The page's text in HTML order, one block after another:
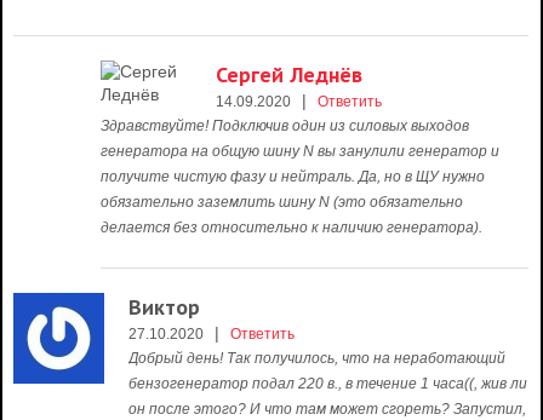
Сергей Леднёв
14.09.2020 |
Ответить
Здравствуйте! Подключив один из силовых выходов
генератора на общую шину N вы занулили генератор и
получите чистую фазу и нейтраль. Да, но в ЩУ нужно
обязательно заземлить шину N (это обязательно
делается без относительно к наличию генератора).
Виктор
27.10.2020 |
Ответить
Добрый день! Так получилось, что на неработающий
бензогенератор подал 220 в., в течение 1 часа((, жив ли
он после этого? И что там может сгореть? Запустил,